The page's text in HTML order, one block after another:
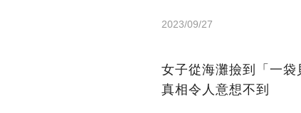
2023/09/27
女子從海灘撿到「一
真相令人意想不到